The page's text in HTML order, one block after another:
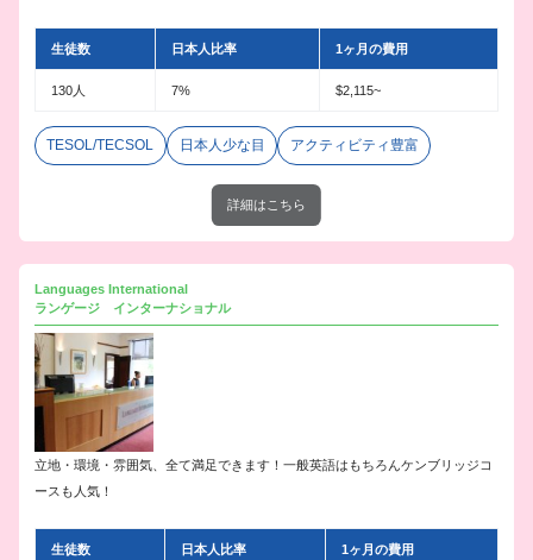
生徒数 日本人比率 1ヶ月の費用
130人 7% $2,115~
TESOL/TECSOL 日本人少な目 アクティビティ豊富
詳細はこちら
Languages International
ランゲージ インターナショナル
立地・環境・雰囲気、全て満足できます！一般英語はもちろんケンブリッジコ
ースも人気！
生徒数 日本人比率 1ヶ月の費用